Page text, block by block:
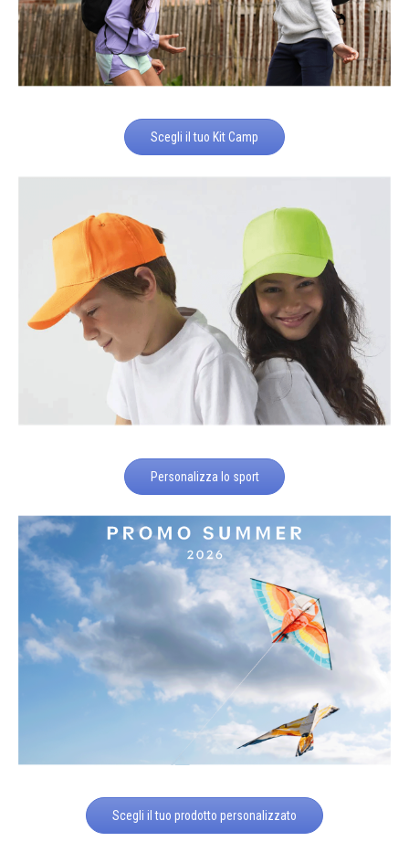
Scegli il tuo Kit Camp
Personalizza lo sport
Scegli il tuo prodotto personalizzato